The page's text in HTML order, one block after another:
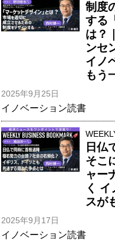
制度
する
は？
ンセ
イノ
もう
2025年9月25日
イノベーション読書
日仏
そこ
ャー
く
スが
2025年9月17日
イノベーション読書